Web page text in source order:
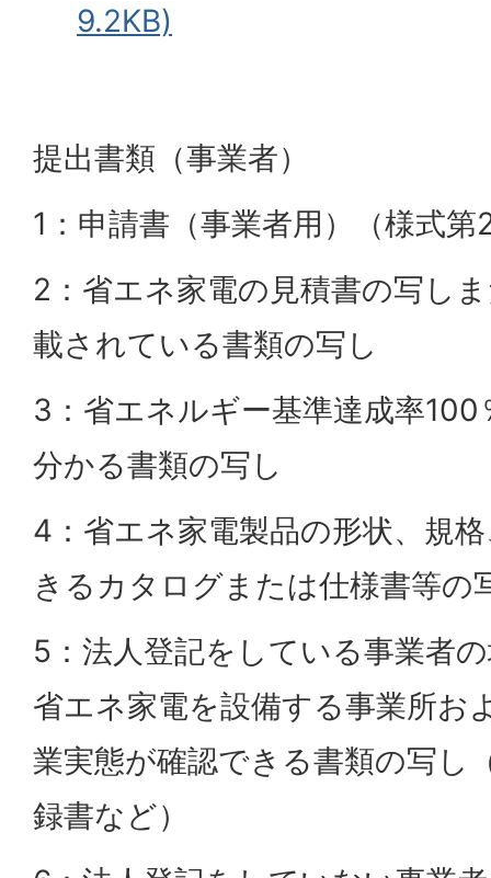
9.2KB)
提出書類（事業者）
1：申請書（事業者用）（様式第
2：省エネ家電の見積書の写し
載されている書類の写し
3：省エネルギー基準達成率
分かる書類の写し
4：省エネ家電製品の形状、規
きるカタログまたは仕様書等の
5：法人登記をしている事業者
省エネ家電を設備する事業所お
業実態が確認できる書類の写し
録書など）